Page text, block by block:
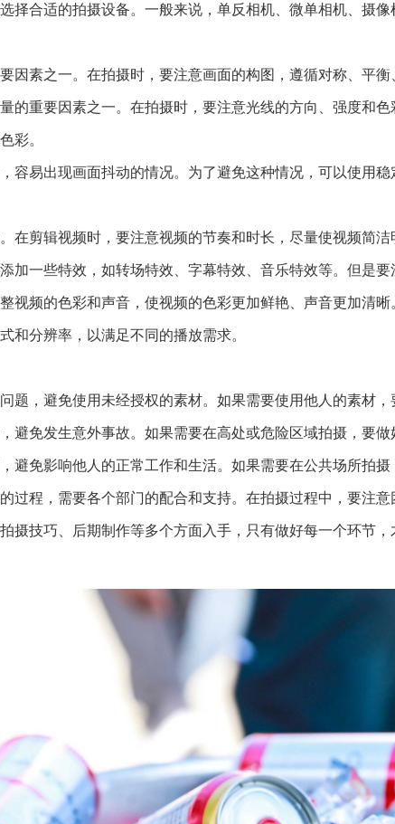
择合适的拍摄设备。一般来说，单反相机、微单相机、摄
因素之一。在拍摄时，要注意画面的构图，遵循对称、平
的重要因素之一。在拍摄时，要注意光线的方向、强度和
彩。
容易出现画面抖动的情况。为了避免这种情况，可以使用
在剪辑视频时，要注意视频的节奏和时长，尽量使视频简洁
加一些特效，如转场特效、字幕特效、音乐特效等。但是
视频的色彩和声音，使视频的色彩更加鲜艳、声音更加清晰
和分辨率，以满足不同的播放需求。
题，避免使用未经授权的素材。如果需要使用他人的素材，
避免发生意外事故。如果需要在高处或危险区域拍摄，要做
避免影响他人的正常工作和生活。如果需要在公共场所拍摄
过程，需要各个部门的配合和支持。在拍摄过程中，要注
摄技巧、后期制作等多个方面入手，只有做好每一个环节